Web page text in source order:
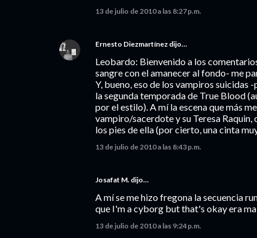
13 de julio de 2010 a las 8:27 p.m.
Ernesto Diezmartínez dijo…
Leobardo: Bienvenido a los
sangre con el amanecer al fondo- me
Y, bueno, eso de los vampiros suicidas
la segunda temporada de True Blood
por el estilo). A mí la escena que más
vampiro/sacerdote y su Teresa
los pies de ella (por cierto, una cinta
13 de julio de 2010 a las 8:43 p.m.
Josafat M. dijo…
A mí se me hizo fregona la secuencia
que I'm a cyborg but that's okay era
13 de julio de 2010 a las 9:24 p.m.